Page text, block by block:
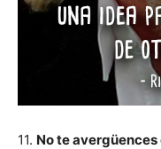
11. No te